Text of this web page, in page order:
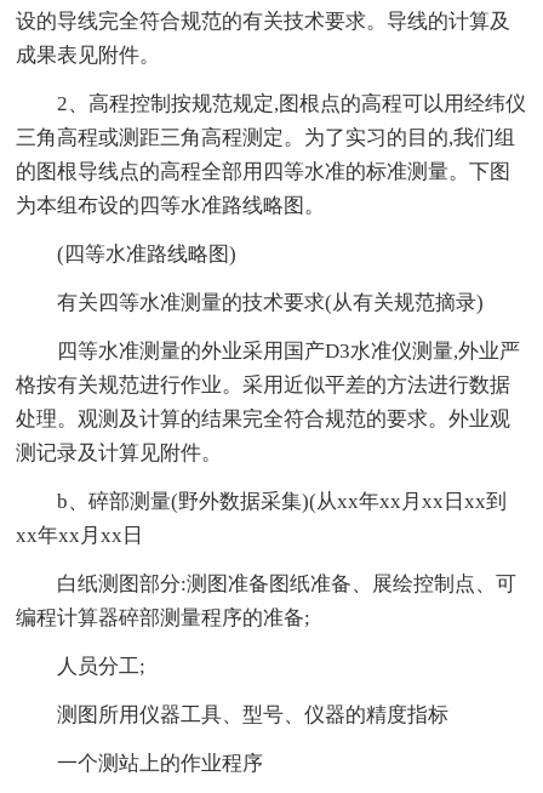
设的导线完全符合规范的有关技术要求。导线的计算及
成果表见附件。
2、高程控制按规范规定,图根点的高程可以用经纬仪
三角高程或测距三角高程测定。为了实习的目的,我们组
的图根导线点的高程全部用四等水准的标准测量。下图
为本组布设的四等水准路线略图。
(四等水准路线略图)
有关四等水准测量的技术要求(从有关规范摘录)
四等水准测量的外业采用国产D3水准仪测量,外业严
格按有关规范进行作业。采用近似平差的方法进行数据
处理。观测及计算的结果完全符合规范的要求。外业观
测记录及计算见附件。
b、碎部测量(野外数据采集)(从xx年xx月xx日xx到
xx年xx月xx日
白纸测图部分:测图准备图纸准备、展绘控制点、可
编程计算器碎部测量程序的准备;
人员分工;
测图所用仪器工具、型号、仪器的精度指标
一个测站上的作业程序